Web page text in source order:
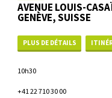
AVENUE LOUIS-
GENÈVE, SUISSE
PLUS DE DÉTAILS
10h30
+41 22 710 30 00